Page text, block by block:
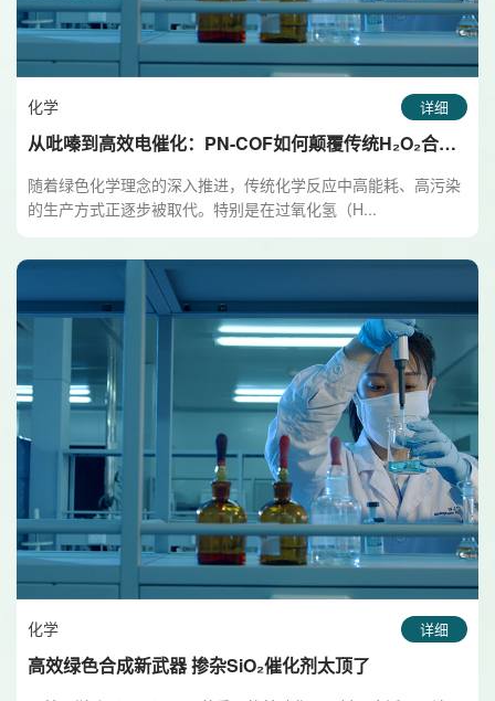
化学 详细
从吡嗪到高效电催化：PN-COF如何颠覆传统H₂O₂合
随着绿色化学理念的深入推进，传统化学反应中高能耗、高污染
的生产方式正逐步被取代。特别是在过氧化氢（H...
化学 详细
高效绿色合成新武器 掺杂SiO₂催化剂太顶了